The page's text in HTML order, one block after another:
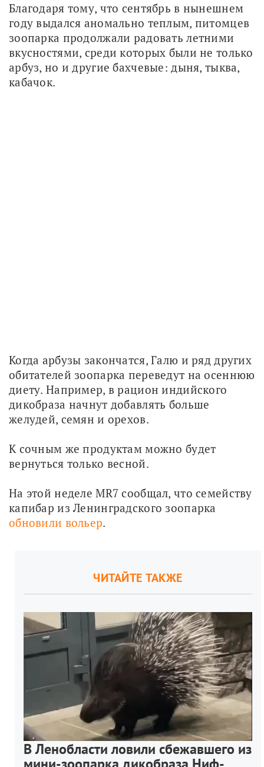
Благодаря тому, что сентябрь в нынешнем
году выдался аномально теплым, питомцев
зоопарка продолжали радовать летними
вкусностями, среди которых были не только
арбуз, но и другие бахчевые: дыня, тыква,
кабачок.
Когда арбузы закончатся, Галю и ряд других
обитателей зоопарка переведут на осеннюю
диету. Например, в рацион индийского
дикобраза начнут добавлять больше
желудей, семян и орехов.
К сочным же продуктам можно будет
вернуться только весной.
На этой неделе MR7 сообщал, что семейству
обновили вольер.
ЧИТАЙТЕ ТАКЖЕ
В Ленобласти ловили сбежавшего из